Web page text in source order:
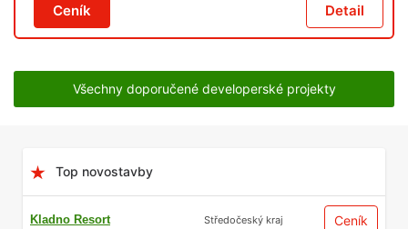
Ceník Detail
Všechny doporučené developerské projekty
Top novostavby
Kladno Resort Středočeský kraj Ceník